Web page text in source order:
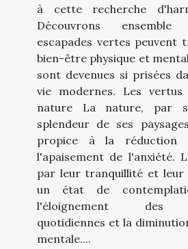
à cette recherche
Découvrons
escapades vertes
bien-être physique et
sont devenues si prisées
vie modernes. Les vertus
nature La nature, par
splendeur de ses
propice à la
l'apaisement de l'anxiété.
par leur tranquillité et leur
un état de
l'éloignement des
quotidiennes et la
mentale....